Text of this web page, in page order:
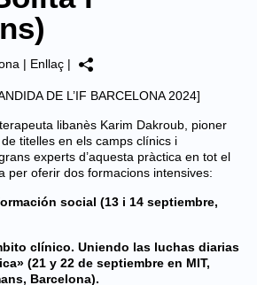
| Enllaç |
DE L’IF BARCELONA 2024]
libanès Karim Dakroub, pioner
titelles en els camps clínics i
experts d’aquesta pràctica en tot el
per oferir dos formacions intensives:
social (13 i 14 septiembre,
clínico. Uniendo las luchas diarias
(21 y 22 de septiembre en MIT,
Barcelona).